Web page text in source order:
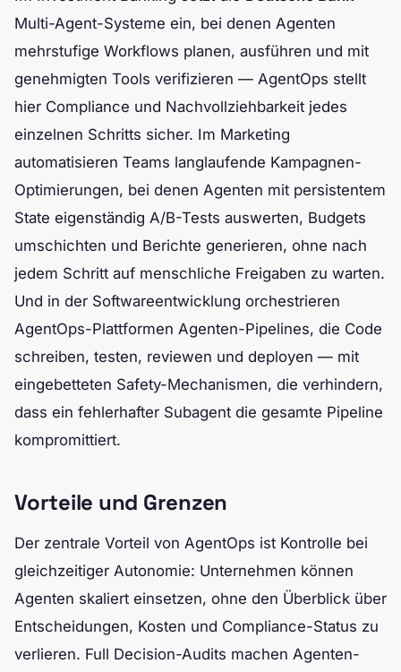
Multi-Agent-Systeme ein, bei denen Agenten
mehrstufige Workflows planen, ausführen und mit
genehmigten Tools verifizieren — AgentOps stellt
hier Compliance und Nachvollziehbarkeit jedes
einzelnen Schritts sicher. Im Marketing
automatisieren Teams langlaufende Kampagnen-
Optimierungen, bei denen Agenten mit persistentem
State eigenständig A/B-Tests auswerten, Budgets
umschichten und Berichte generieren, ohne nach
jedem Schritt auf menschliche Freigaben zu warten.
Und in der Softwareentwicklung orchestrieren
AgentOps-Plattformen Agenten-Pipelines, die Code
schreiben, testen, reviewen und deployen — mit
eingebetteten Safety-Mechanismen, die verhindern,
dass ein fehlerhafter Subagent die gesamte Pipeline
kompromittiert.
Vorteile und Grenzen
Der zentrale Vorteil von AgentOps ist Kontrolle bei
gleichzeitiger Autonomie: Unternehmen können
Agenten skaliert einsetzen, ohne den Überblick über
Entscheidungen, Kosten und Compliance-Status zu
verlieren. Full Decision-Audits machen Agenten-